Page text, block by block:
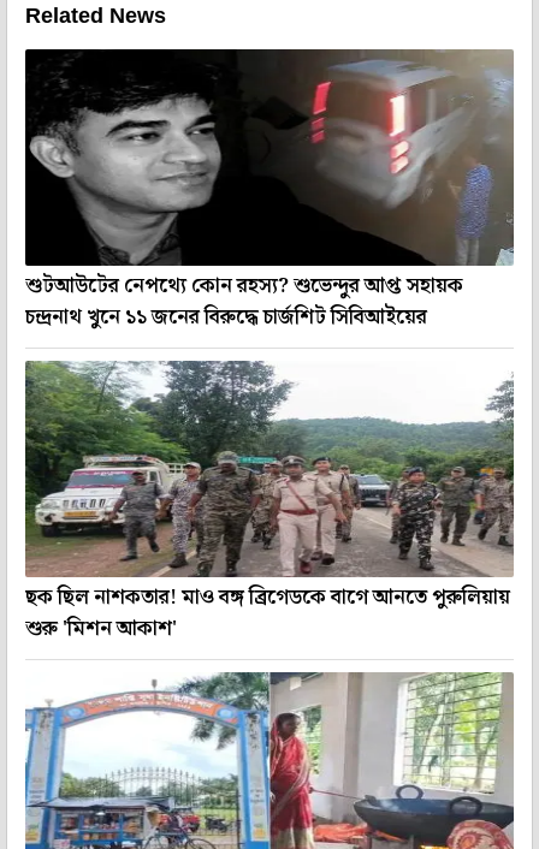
Related News
শুটআউটের নেপথ্যে কোন রহস্য? শুভেন্দুর আপ্ত সহায়ক
চন্দ্রনাথ খুনে ১১ জনের বিরুদ্ধে চার্জশিট সিবিআইয়ের
ছক ছিল নাশকতার! মাও বঙ্গ ব্রিগেডকে বাগে আনতে পুরুলিয়ায়
শুরু 'মিশন আকাশ'